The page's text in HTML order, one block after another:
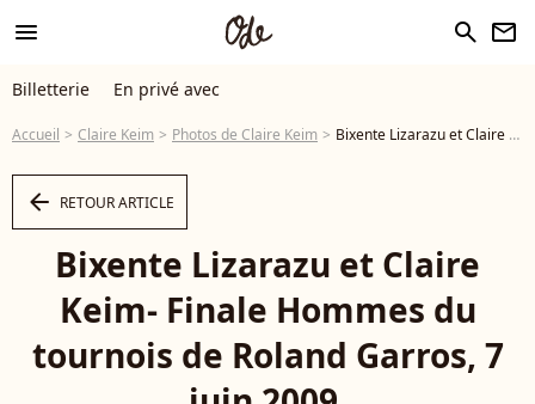
menu search newsletter
Billetterie En privé avec
Accueil Claire Keim Photos de Claire Keim Bixente Lizarazu et Claire Keim- Finale Hommes du tournois de Roland Garros, 7 juin 2009. - Photo
arrow_left RETOUR ARTICLE
Bixente Lizarazu et Claire
Keim- Finale Hommes du
tournois de Roland Garros, 7